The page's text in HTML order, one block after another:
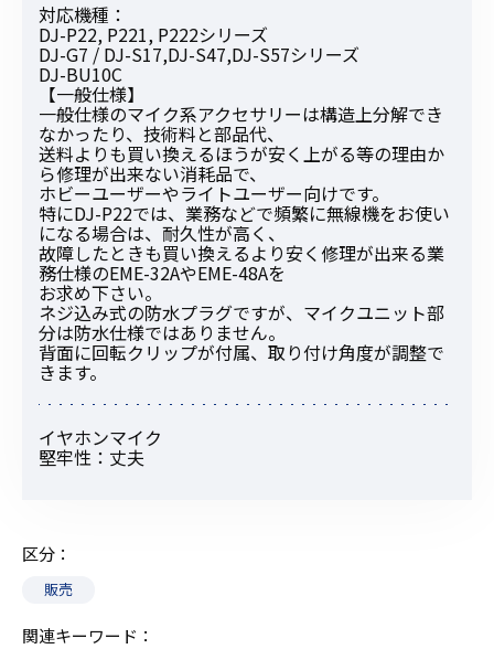
対応機種：
DJ-P22, P221, P222シリーズ
DJ-G7 / DJ-S17,DJ-S47,DJ-S57シリーズ
DJ-BU10C
【一般仕様】
一般仕様のマイク系アクセサリーは構造上分解でき
なかったり、技術料と部品代、
送料よりも買い換えるほうが安く上がる等の理由か
ら修理が出来ない消耗品で、
ホビーユーザーやライトユーザー向けです。
特にDJ-P22では、業務などで頻繁に無線機をお使い
になる場合は、耐久性が高く、
故障したときも買い換えるより安く修理が出来る業
務仕様のEME-32AやEME-48Aを
お求め下さい。
ネジ込み式の防水プラグですが、マイクユニット部
分は防水仕様ではありません。
背面に回転クリップが付属、取り付け角度が調整で
きます。
イヤホンマイク
堅牢性：丈夫
区分
販売
関連キーワード